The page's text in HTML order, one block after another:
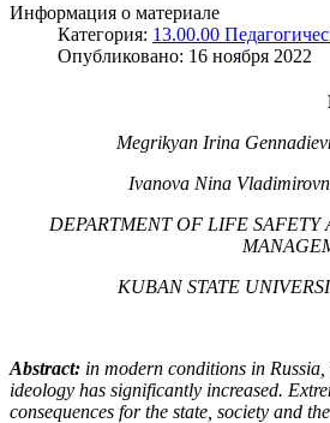
Информация о материале
Категория: 13.00.00
Опубликовано: 16 ноября 2022
Megrikyan Irina
Ivanova Nina
DEPARTMENT OF LIFE
KUBAN STATE
Abstract: in modern conditions in
ideology has significantly increased.
consequences for the state, society and